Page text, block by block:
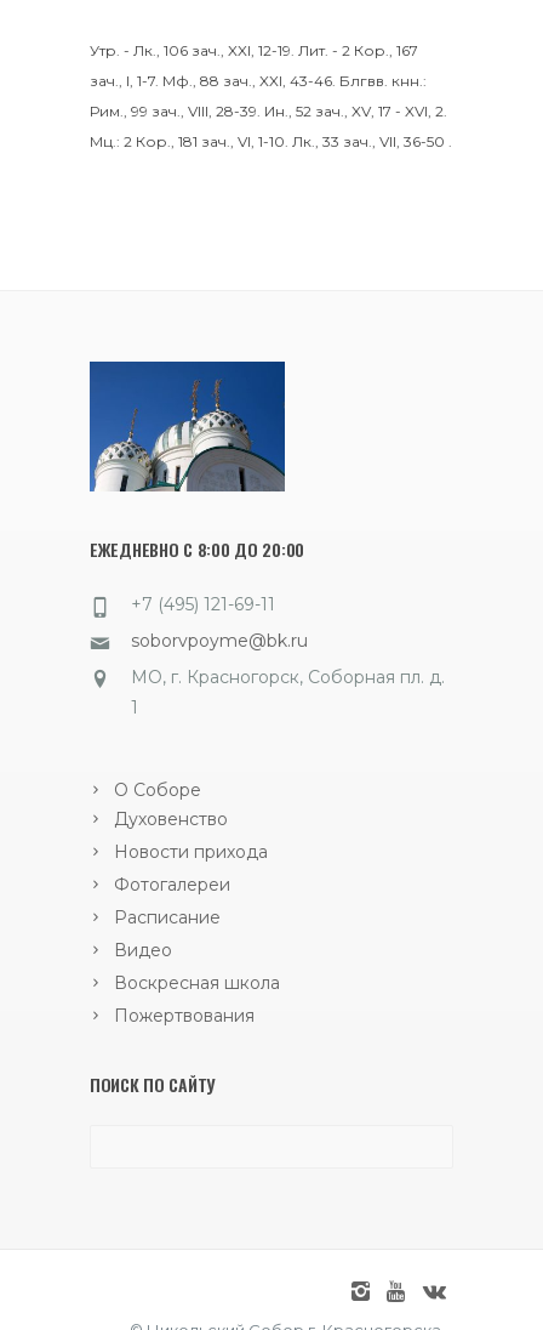
Утр. - Лк., 106 зач., XXI, 12-19. Лит. - 2 Кор., 167
зач., I, 1-7. Мф., 88 зач., XXI, 43-46. Блгвв. кнн.:
Рим., 99 зач., VIII, 28-39. Ин., 52 зач., XV, 17 - XVI, 2.
Мц.: 2 Кор., 181 зач., VI, 1-10. Лк., 33 зач., VII, 36-50
ЕЖЕДНЕВНО С 8:00 ДО 20:00
+7 (495) 121-69-11
soborvpoyme@bk.ru
МО, г. Красногорск, Соборная пл. д.
1
О Соборе
Духовенство
Новости прихода
Фотогалереи
Расписание
Видео
Воскресная школа
Пожертвования
ПОИСК ПО САЙТУ